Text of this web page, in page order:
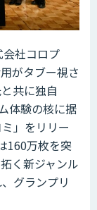
社コロプ
がタブー視さ
共に独自
体験の核に据
」をリリー
160万枚を突
く新ジャンル
グランプリ